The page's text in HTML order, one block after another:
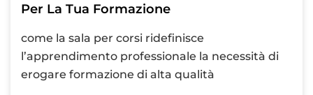
Per La Tua Formazione
come la sala per corsi ridefinisce
l’apprendimento professionale la necessità di
erogare formazione di alta qualità